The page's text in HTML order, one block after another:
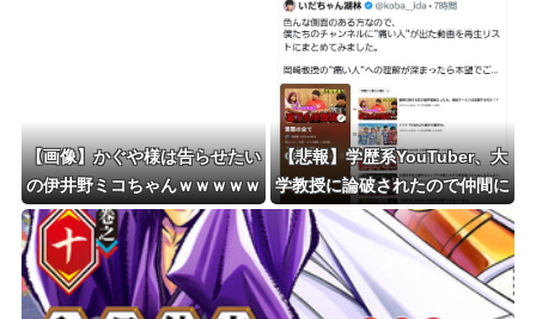
【画像】かぐや様は告らせたい
の伊井野ミコちゃんｗｗｗｗｗ
【悲報】学歴系YouTuber、大
学教授に論破されたので仲間に
助けてもらうしかなす術がなく
なるｗｗｗｗ